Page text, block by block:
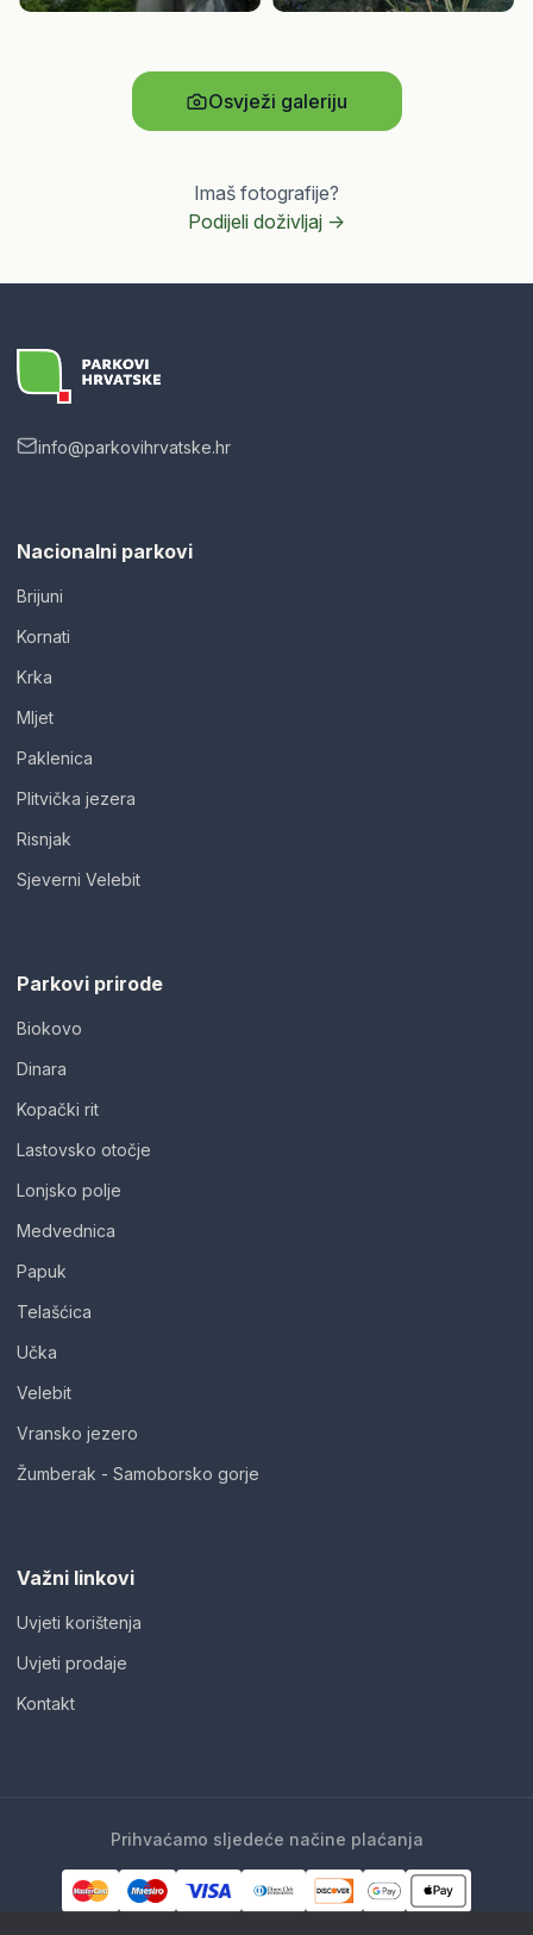
Osvježi galeriju
Imaš fotografije?
Podijeli doživljaj ->
info@parkovihrvatske.hr
Nacionalni parkovi
Brijuni
Kornati
Krka
Mljet
Paklenica
Plitvička jezera
Risnjak
Sjeverni Velebit
Parkovi prirode
Biokovo
Dinara
Kopački rit
Lastovsko otočje
Lonjsko polje
Medvednica
Papuk
Telašćica
Učka
Velebit
Vransko jezero
Žumberak - Samoborsko gorje
Važni linkovi
Uvjeti korištenja
Uvjeti prodaje
Kontakt
Prihvaćamo sljedeće načine plaćanja